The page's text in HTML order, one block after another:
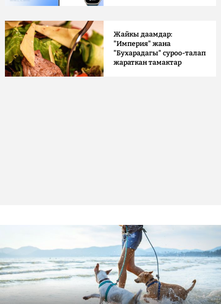
Жайкы даамдар:
"Империя" жана
"Бухарадагы" суроо-талап
жараткан тамактар